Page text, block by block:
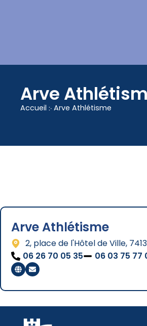
Arve
Accueil ჻ Arve Athlétisme
Arve Athlétisme
2, place de l'Hôtel de Ville,
06 26 70 05 35
06 03 75 77